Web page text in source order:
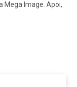
Mega Image. Apoi,